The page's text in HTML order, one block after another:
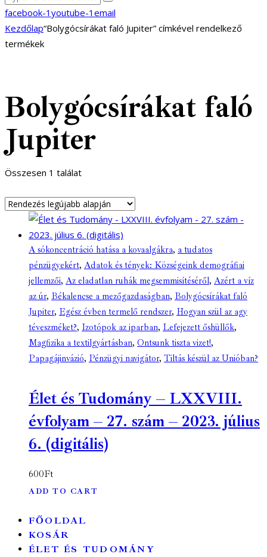
facebook-1 youtube-1 email
Kezdőlap“Bolygócsírákat faló Jupiter” címkével rendelkező
termékek
Bolygócsírákat faló
Jupiter
Összesen 1 találat
A sókoncentráció hatása a kovaalgákra, a tudatos
pénzügyekért, Adatok és tények: Községeink demográfiai
jellemzői, Az eladatlan ruhák megsemmisítéséről, Azért a víz
az úr, Békalencse a mezőgazdaságban, Bolygócsírákat faló
Jupiter, Egész évben termelő rendszer, Hogyan szül az agy
téveszméket?, Izotópok az iparban, Lefejezett őshüllők,
Magfizika a textilgyártásban, Ontsunk tiszta vizet!,
Papagájinvázió, Pénzügyi navigátor, Tiltás készül az Unióban?
Élet és Tudomány – LXXVIII.
évfolyam – 27. szám – 2023. július
6. (digitális)
600Ft
ADD TO CART
FŐOLDAL
KOSÁR
ÉLET ÉS TUDOMÁNY